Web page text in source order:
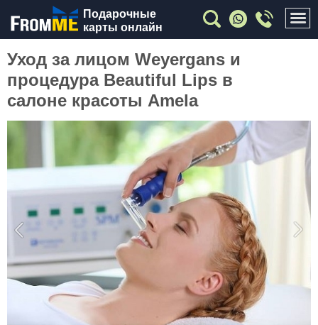
Подарочные
карты онлайн
Уход за лицом Weyergans и
процедура Beautiful Lips в
салоне красоты Amela
Previous